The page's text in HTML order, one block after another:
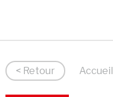
< Retour Accueil